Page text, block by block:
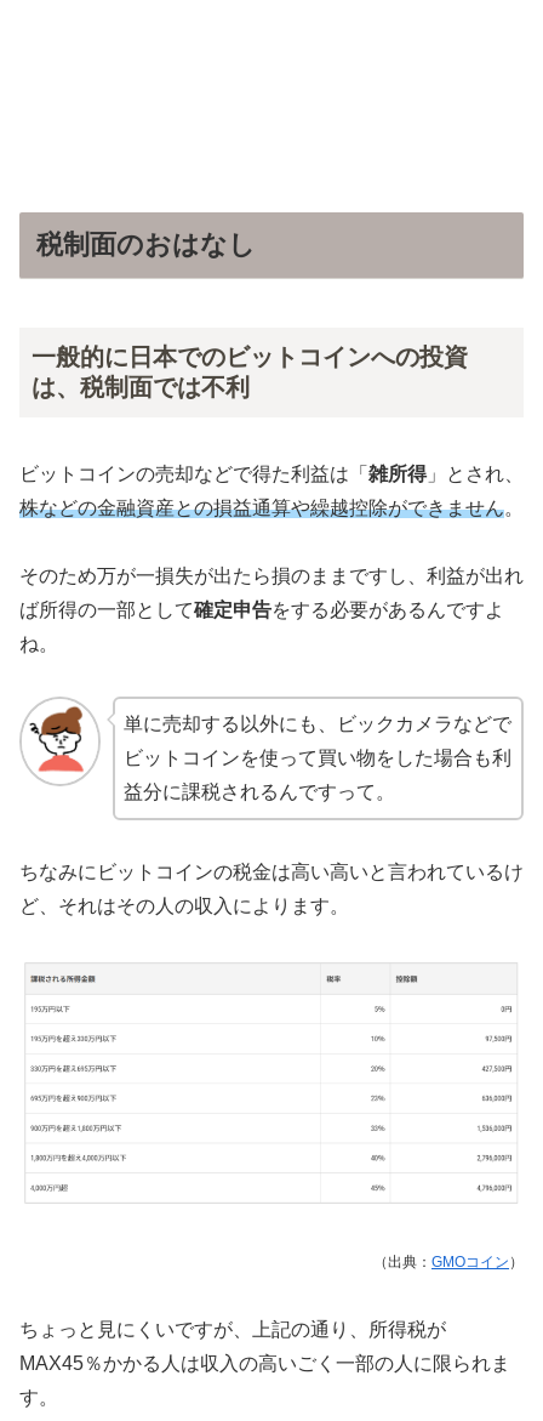
税制面のおはなし
一般的に日本でのビットコインへの投資
は、税制面では不利
ビットコインの売却などで得た利益は「 雑所得」とされ、
株などの金融資産との損益通算や繰越控除ができません。
そのため万が一損失が出たら損のままですし、利益が出れ
ば所得の一部として確定申告をする必要があるんですよ
ね。
単に売却する以外にも、ビックカメラなどで
ビットコインを使って買い物をした場合も利
益分に課税されるんですって。
ちなみにビットコインの税金は高い高いと言われているけ
ど、それはその人の収入によります。
（出典： GMOコイン ）
ちょっと見にくいですが、上記の通り、所得税が
MAX45％かかる人は収入の高いごく一部の人に限られま
す。